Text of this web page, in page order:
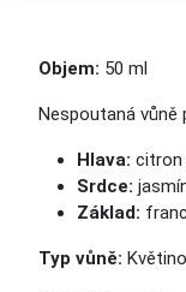
Objem: 50 ml
Nespoutaná vůně
Hlava: citron
Srdce:
Základ:
Typ vůně: